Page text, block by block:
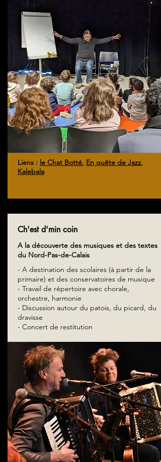
Liens : le Chat Botté, En quête de Jazz,
Kalebala
Ch'est d'min coin
A la découverte des musiques et des textes
du Nord-Pas-de-Calais
- A destination des scolaires (à partir de la
primaire) et des conservatoires de musique
- Travail de répertoire avec chorale,
orchestre, harmonie
- Discussion autour du patois, du picard, du
dravisse
- Concert de restitution